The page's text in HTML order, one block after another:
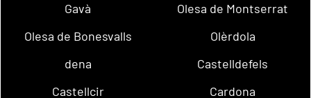
Gavà
Olesa de Montserrat
Olesa de Bonesvalls
Olèrdola
dena
Castelldefels
Castellcir
Cardona